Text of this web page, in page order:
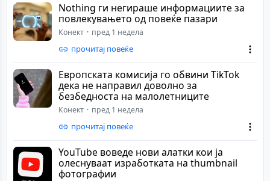
Nothing ги негираше информациите за
повлекувањето од повеќе пазари
Конект пред 1 недела
прочитај повеќе
Европската комисија го обвини TikTok
дека не направил доволно за
безбедноста на малолетниците
Конект пред 1 недела
прочитај повеќе
YouTube воведе нови алатки кои ја
олеснуваат изработката на thumbnail
фотографии